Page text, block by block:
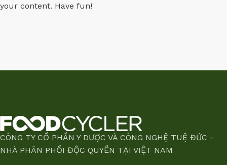
your content. Have fun!
CÔNG TY CỔ PHẦN Y DƯỢC VÀ CÔNG NGHỆ TUỆ ĐỨC -
NHÀ PHÂN PHỐI ĐỘC QUYỀN TẠI VIỆT NAM